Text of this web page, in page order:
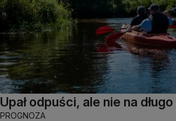
Upał odpuści, ale nie na długo
PROGNOZA